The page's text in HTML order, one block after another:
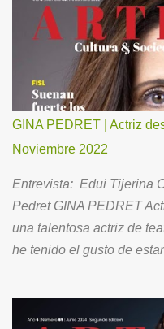
GINA PEDRET | Actriz
Noviembre 2022
Entrevista: Edui Tijerina
Pedret GINA PEDRET
una talentosa actriz de
he tenido el gusto de
acerca de su brillante